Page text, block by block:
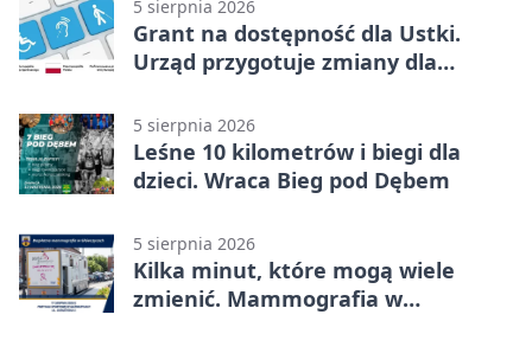
5 sierpnia 2026
Grant na dostępność dla Ustki.
Urząd przygotuje zmiany dla
5 sierpnia 2026
Leśne 10 kilometrów i biegi dla
dzieci. Wraca Bieg pod Dębem
5 sierpnia 2026
Kilka minut, które mogą wiele
zmienić. Mammografia w